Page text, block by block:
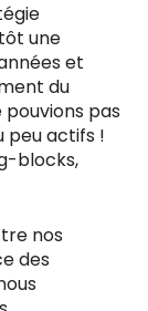
une
et
du
pas
peu actifs !
blocks,
nos
des